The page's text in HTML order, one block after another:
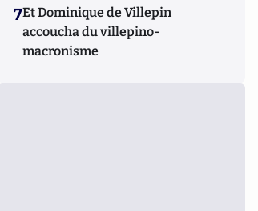
7Et Dominique de Villepin
accoucha du villepino-
macronisme